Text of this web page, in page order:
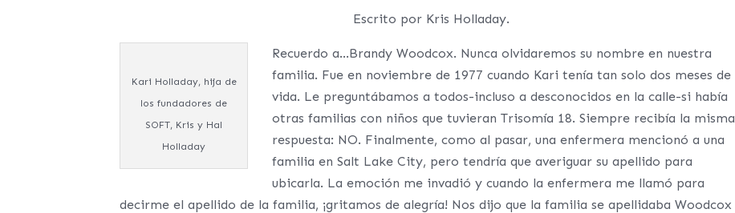
Escrito por Kris Holladay.
Kari Holladay, hija de
los fundadores de
SOFT, Kris y Hal
Holladay
Recuerdo a…Brandy Woodcox. Nunca olvidaremos su nombre en nuestra
familia. Fue en noviembre de 1977 cuando Kari tenía tan solo dos meses de
vida. Le preguntábamos a todos-incluso a desconocidos en la calle-si había
otras familias con niños que tuvieran Trisomía 18. Siempre recibía la misma
respuesta: NO. Finalmente, como al pasar, una enfermera mencionó a una
familia en Salt Lake City, pero tendría que averiguar su apellido para
ubicarla. La emoción me invadió y cuando la enfermera me llamó para
decirme el apellido de la familia, ¡gritamos de alegría! Nos dijo que la familia se apellidaba Woodcox